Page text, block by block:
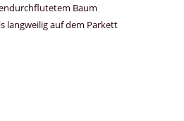
Baum
langweilig auf dem Parkett